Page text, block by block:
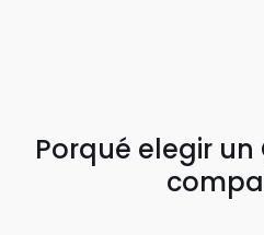
Porqué elegir